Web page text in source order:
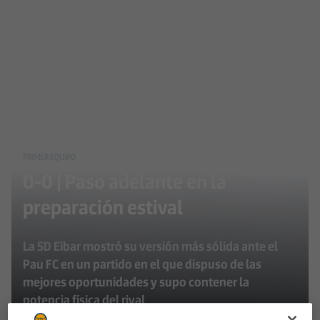
preparación estival
La SD Eibar mostró su versión más sólida ante el
Pau FC en un partido en el que dispuso de las
mejores oportunidades y supo contener la
potencia física del rival